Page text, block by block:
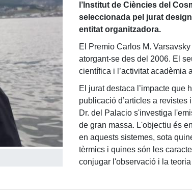
l’Institut de Ciències del
seleccionada pel jurat
entitat organitzadora.
El Premio Carlos M.
atorgant-se des del 2006. El
científica i l’activitat acadèmia
El jurat destaca l’impacte que
publicació d’articles a revistes
Dr. del Palacio s'investiga
de gran massa. L'objectiu és
en aquests sistemes, sota
tèrmics i quines són les
conjugar l'observació i la